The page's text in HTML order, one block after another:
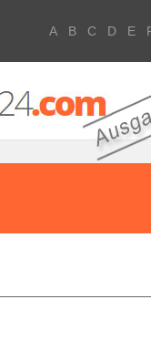
A B C D E